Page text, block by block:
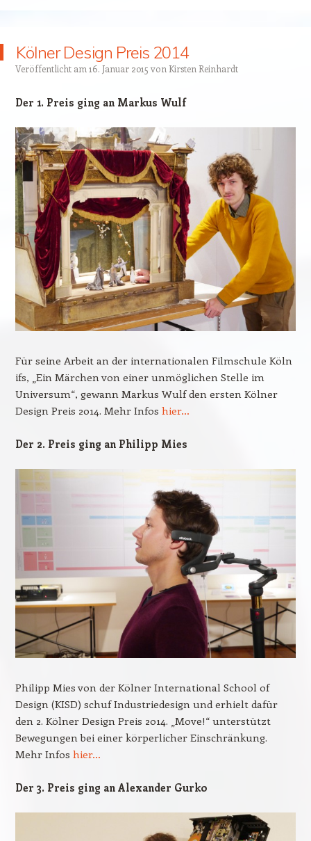
Kölner Design Preis 2014
Veröffentlicht am16. Januar 2015 von Kirsten Reinhardt
Der 1. Preis ging an Markus Wulf
Für seine Arbeit an der internationalen Filmschule Köln
ifs, „Ein Märchen von einer unmöglichen Stelle im
Universum“, gewann Markus Wulf den ersten Kölner
Design Preis 2014. Mehr Infos hier…
Der 2. Preis ging an Philipp Mies
Philipp Mies von der Kölner International School of
Design (KISD) schuf Industriedesign und erhielt dafür
den 2. Kölner Design Preis 2014. „Move!“ unterstützt
Bewegungen bei einer körperlicher Einschränkung.
Mehr Infos hier…
Der 3. Preis ging an Alexander Gurko